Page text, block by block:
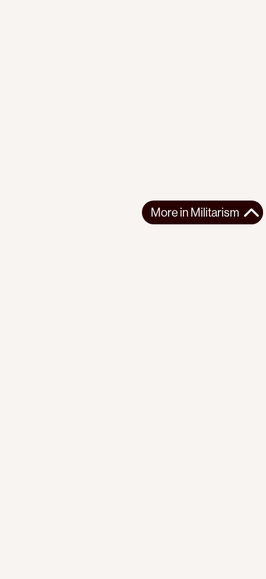
More in Militarism